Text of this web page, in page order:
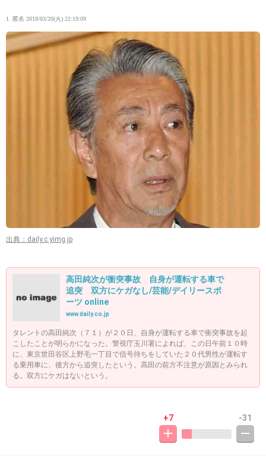
1. 匿名 2018/03/20(火) 22:19:09
出典：daily.c.yimg.jp
高田純次が衝突事故 自身が運転する車で
追突 双方にケガなし/芸能/デイリースポ
ーツ online
www.daily.co.jp
タレントの高田純次（７１）が２０日、自身が運転する車で衝突事故を起
こしたことが明らかになった。警視庁玉川署によれば、この日午前１０時
に、東京世田谷区上野毛一丁目で信号待ちをしていた２０代男性が運転す
る乗用車に、後方から追突したという。高田の前方不注意が原因とみられ
る。双方にケガはないという。
+7 -31